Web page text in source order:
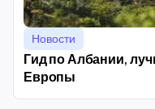
Новости
Гид по Албании,
Европы